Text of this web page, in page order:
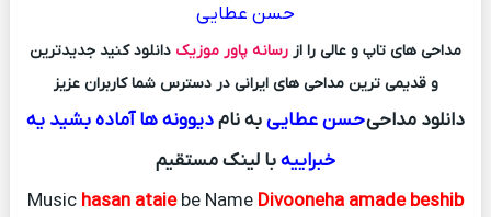
حسن عطایی
مداحی های تاپ و عالی را از رسانه پاور موزیک دانلود کنید جدیدترین
و قدیمی ترین مداحی های ایرانی در دسترس شما کاربران عزیز
دانلود مداحیحسن عطاییبه نامدیوونه ها آماده بشید یه
خبراییهبا لینک مستقیم
Music hasan ataiebe Name Divooneha amade beshib